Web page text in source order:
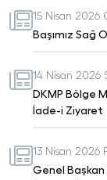
15 Nisan 2026
Başımız Sağ
14 Nisan 2026
DKMP Bölge
İade-i Ziyaret
13 Nisan 2026
Genel Başkan